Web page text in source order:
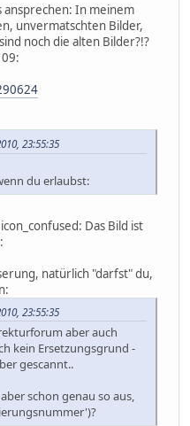
ansprechen: In meinem
unvermatschten Bilder,
noch die alten Bilder?!?
23:55:35
du erlaubst:
Das Bild ist
natürlich "darfst" du,
23:55:35
aber auch
kein Ersetzungsgrund -
gescannt..
schon genau so aus,